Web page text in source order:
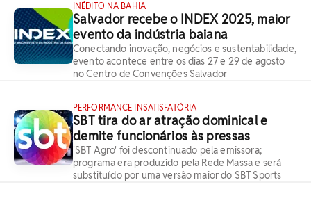
INÉDITO NA BAHIA
Salvador recebe o INDEX 2025, maior
evento da indústria baiana
Conectando inovação, negócios e sustentabilidade,
evento acontece entre os dias 27 e 29 de agosto
no Centro de Convenções Salvador
PERFORMANCE INSATISFATÓRIA
SBT tira do ar atração dominical e
demite funcionários às pressas
'SBT Agro' foi descontinuado pela emissora;
programa era produzido pela Rede Massa e será
substituído por uma versão maior do SBT Sports